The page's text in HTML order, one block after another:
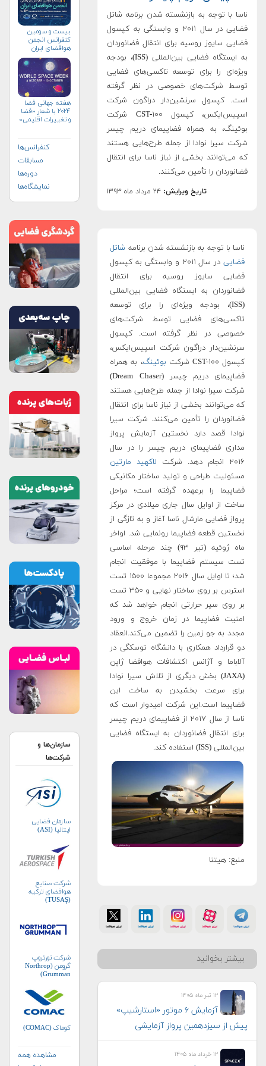
ناسا با توجه به بازنشسته شدن برنامه شاتل
فضایی در سال ۲۰۱۱ و وابستگی به کپسول
فضایی سایوز روسیه برای انتقال فضانوردان
به ایستگاه فضایی بین‌المللی (ISS)، بودجه
ویژه‌ای را برای توسعه تاکسی‌های فضایی
توسط شرکت‌های خصوصی در نظر گرفته
است. کپسول سرنشین‌دار دراگون شرکت
اسپیس‌ایکس، کپسول CST-۱۰۰ شرکت
بوئینگ، به همراه فضاپیمای دریم چیسر
شرکت سیرا نوادا از جمله طرح‌هایی هستند
که می‌توانند بخشی از نیاز ناسا برای انتقال
فضانوردان را تأمین می‌کنند.
تاریخ ویرایش: ۲۴ مرداد ماه ۱۳۹۳
ناسا با توجه به بازنشسته شدن برنامه شاتل
فضایی
در سال ۲۰۱۱ و وابستگی به کپسول
فضایی سایوز روسیه برای انتقال
فضانوردان به ایستگاه فضایی بین‌المللی
(ISS)، بودجه ویژه‌ای را برای توسعه
تاکسی‌های فضایی توسط شرکت‌های
خصوصی در نظر گرفته است. کپسول
سرنشین‌دار دراگون شرکت اسپیس‌ایکس،
کپسول CST-۱۰۰ شرکت
بوئینگ، به همراه
فضاپیمای دریم چیسر (Dream Chaser)
شرکت سیرا نوادا از جمله طرح‌هایی هستند
که می‌توانند بخشی از نیاز ناسا برای انتقال
فضانوردان را تأمین می‌کنند. شرکت سیرا
نوادا قصد دارد نخستین آزمایش پرواز
مداری فضاپیمای دریم چیسر را در سال
۲۰۱۶ انجام دهد. شرکت
لاکهید مارتین
مسئولیت طراحی و تولید ساختار مکانیکی
فضاپیما را برعهده گرفته است؛ مراحل
ساخت از اوایل سال جاری میلادی در مرکز
پرواز فضایی مارشال ناسا آغاز و به تازگی از
نخستین قطعه فضاپیما رونمایی شد. اواخر
ماه ژوئیه (تیر ۹۳) چند مرحله اساسی
تست سیستم فضاپیما با موفقیت انجام
شد؛ تا اوایل سال ۲۰۱۶ مجموعا ۱۵۰۰ تست
استرس بر روی ساختار نهایی و ۳۵۰ تست
بر روی سپر حرارتی انجام خواهد شد که
امنیت فضاپیما در زمان خروج و ورود
مجدد به جو زمین را تضمین می‌کند.انعقاد
دو قرارداد همکاری با دانشگاه توسکگی در
آلاباما و آژانس اکتشافات هوافضا ژاپن
(JAXA) بخش دیگری از تلاش سیرا نوادا
برای سرعت بخشیدن به ساخت این
فضاپیما است.این شرکت امیدوار است که
ناسا از سال ۲۰۱۷ از فضاپیمای دریم چیسر
برای انتقال فضانوردان به ایستگاه فضایی
بین‌المللی (ISS)‌ استفاده کند.
منبع: هیتنا
بیشتر بخوانید
۱۲ تیر ماه ۱۴۰۵
آزمایش ۶ موتور «استارشیپ»
پیش از سیزدهمین پرواز آزمایشی
۱۲ خرداد ماه ۱۴۰۵
بیست و سومین
کنفرانس انجمن
هوافضای ايران
هفته جهانی فضا
۲۰۲۴ با شعار «فضا
و تغییرات اقلیمی»
کنفرانس‌ها
مسابقات
دوره‌ها
نمایشگاه‌ها
سازمان‌ها و
شرکت‌ها
سازمان فضایی
ایتالیا (ASI)
شرکت صنایع
هوافضای ترکیه
(TUSAŞ)
شرکت نورتروپ
گرومن (Northrop
Grumman)
کوماک (COMAC)
مشاهده همه